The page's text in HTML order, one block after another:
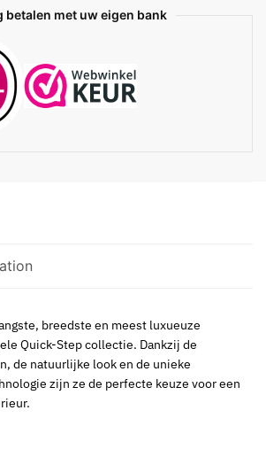
betalen met uw eigen bank
breedste en meest luxueuze
Quick-Step collectie. Dankzij de
de natuurlijke look en de unieke
zijn ze de perfecte keuze voor een